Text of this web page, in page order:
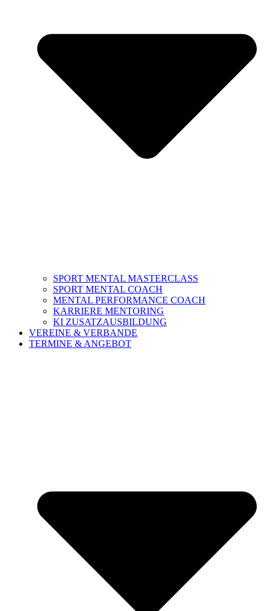
SPORT MENTAL MASTERCLASS
SPORT MENTAL COACH
MENTAL PERFORMANCE COACH
KARRIERE MENTORING
KI ZUSATZAUSBILDUNG
VEREINE & VERBANDE
TERMINE & ANGEBOT